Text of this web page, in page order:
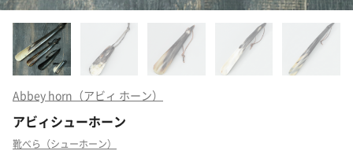
Abbey horn（アビィ ホーン）
アビィシューホーン
靴べら（シューホーン）